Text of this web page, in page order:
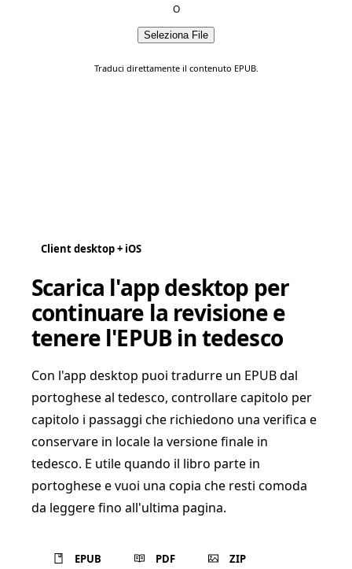
O
Seleziona File
Traduci direttamente il contenuto EPUB.
Client desktop + iOS
Scarica l'app desktop per
continuare la revisione e
tenere l'EPUB in tedesco
Con l'app desktop puoi tradurre un EPUB dal
portoghese al tedesco, controllare capitolo per
capitolo i passaggi che richiedono una verifica e
conservare in locale la versione finale in
tedesco. E utile quando il libro parte in
portoghese e vuoi una copia che resti comoda
da leggere fino all'ultima pagina.
EPUB PDF ZIP